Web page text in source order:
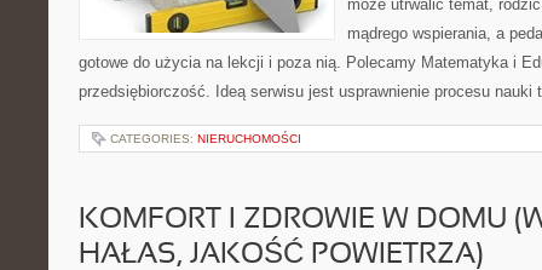
może utrwalić temat,
mądrego wspierania, a
gotowe do użycia na lekcji i poza nią. Polecamy Matematyka i
przedsiębiorczość. Ideą serwisu jest usprawnienie procesu
CATEGORIES: NIERUCHOMOŚCI
KOMFORT I ZDROWIE W DOMU
HAŁAS, JAKOŚĆ POWIETRZA)